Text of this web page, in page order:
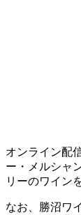
オンライン配
ー・メルシャ
リーのワイン
なお、勝沼ワ